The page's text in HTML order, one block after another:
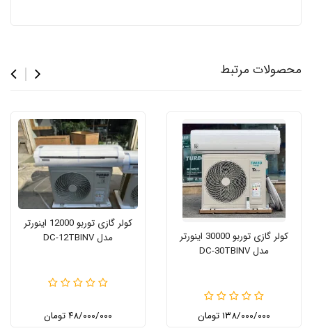
محصولات مرتبط
کولر گازی توربو 30000 اینورتر
مدل DC‑30TBINV
۱۳۸/۰۰۰/۰۰۰ تومان
کولر گازی توربو 12000 اینورتر
مدل DC-12TBINV
۴۸/۰۰۰/۰۰۰ تومان